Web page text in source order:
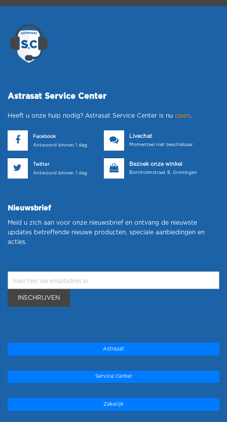
Astrasat Service Center
Heeft u onze hulp nodig? Astrasat Service Center is nu open.
Facebook
Antwoord binnen 1 dag
Livechat
Momenteel niet beschikbaar
Twitter
Antwoord binnen 1 dag
Bezoek onze winkel
Bornholmstraat 8, Groningen
Nieuwsbrief
Meld u zich aan voor onze nieuwsbrief en ontvang de nieuwste
updates betreffende nieuwe producten, speciale aanbiedingen en
acties.
INSCHRIJVEN
Astrasat
Service Center
Zakelijk